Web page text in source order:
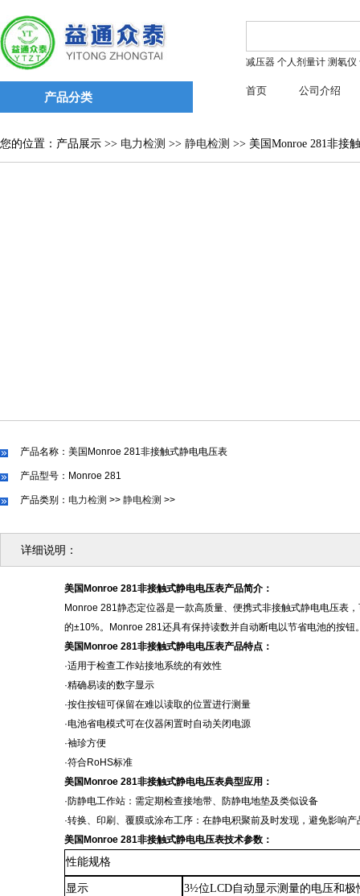
产品分类
减压器 个人剂量计 测氡仪
首页 公司介绍
您的位置：产品展示 >> 电力检测 >> 静电检测 >> 美国Monroe 281非接
产品名称：美国Monroe 281非接触式静电电压表
产品型号：Monroe 281
产品类别： 电力检测 >> 静电检测 >>
详细说明：
美国 Monroe 281非接触式静电电压表产品简介：
Monroe 281静态定位器是一款高质量、 便携式非接触式静电电压表
的±10%。Monroe 281还具有保持读数并自动断电以节省电池的按钮
美国 Monroe 281非接触式静电电压表产品特点：
·适用于检查工作站接地系统的有效性
·精确易读的数字显示
·按住按钮可保留在难以读取的位置进行测量
·电池省电模式可在仪器闲置时自动关闭电源
·袖珍方便
·符合RoHS标准
美国 Monroe 281非接触式静电电压表典型应用 ：
·防静电工作站：需定期检查接地带、防静电地垫及类似设备
·转换、印刷、覆膜或涂布工序：在静电积聚前及时发现，避免影响
美国 Monroe 281非接触式静电电压表技术参数：
性能规格
显示 3½位LCD自动显示测量的电压和极